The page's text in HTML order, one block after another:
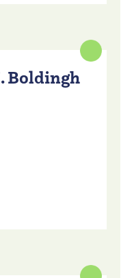
Boldingh